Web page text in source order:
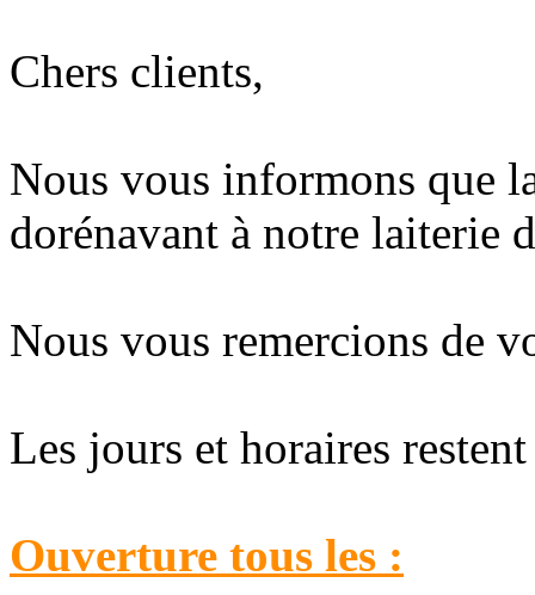
Chers clients,
Nous vous informons que
dorénavant à notre laiterie
Nous vous remercions de
Les jours et horaires
Ouverture tous les :